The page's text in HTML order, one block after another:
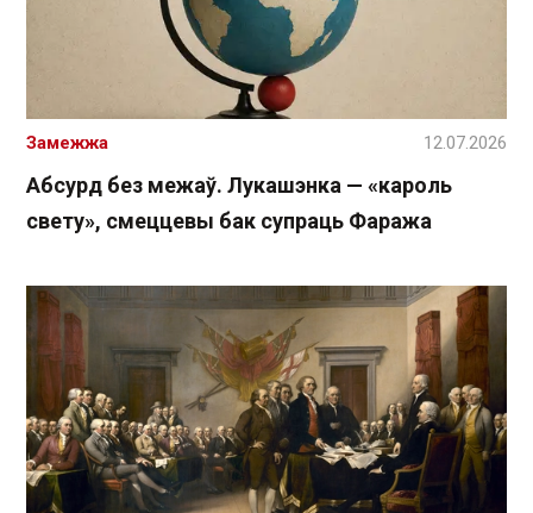
Абсурд без межаў. Лукашэнка — «кароль
свету», смеццевы бак супраць Фаража
Замежжа 12.07.2026